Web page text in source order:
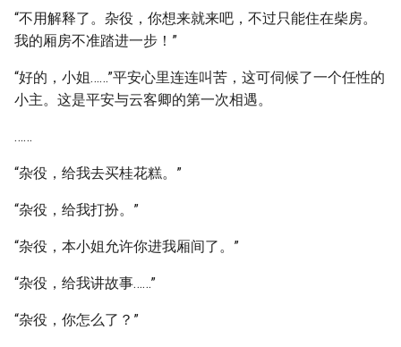
“不用解释了。杂役，你想来就来吧，不过只能住在柴房。
我的厢房不准踏进一步！”
“好的，小姐……”平安心里连连叫苦，这可伺候了一个任性的
小主。这是平安与云客卿的第一次相遇。
……
“杂役，给我去买桂花糕。”
“杂役，给我打扮。”
“杂役，本小姐允许你进我厢间了。”
“杂役，给我讲故事……”
“杂役，你怎么了？”